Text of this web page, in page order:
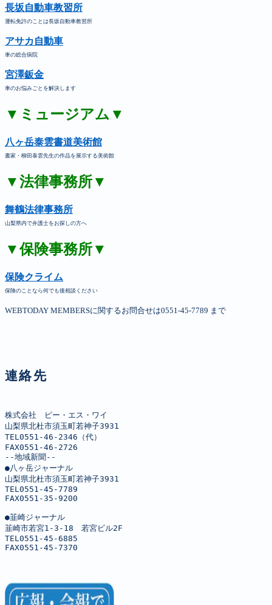
長坂自動車教習所
運転免許のことは長坂自動車教習所
アサカ自動車
車の総合病院
宮澤鈑金
車のお悩みごとを解決します
▼ミュージアム▼
八ヶ岳泰雲書道美術館
書家・柳田泰雲先生の作品を展示する美術館
▼法律事務所▼
舞鶴法律事務所
山梨県内で弁護士をお探しの方へ
▼保険事務所▼
保険クライム
保険のことなら何でも後相談ください
WEBTODAY MEMBERSに関するお問合せは0551-45-7789 まで
連絡先
株式会社　ピー・エス・ワイ
山梨県北杜市須玉町若神子3931
TEL0551-46-2346（代）
FAX0551-46-2726
--地域新聞--
●八ヶ岳ジャーナル
山梨県北杜市須玉町若神子3931
TEL0551-45-7789
FAX0551-35-9200
●韮崎ジャーナル
韮崎市若宮1-3-18　若宮ビル2F
TEL0551-45-6885
FAX0551-45-7370